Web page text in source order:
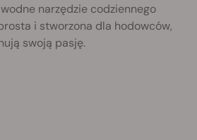
narzędzie codziennego
i stworzona dla hodowców,
swoją pasję.